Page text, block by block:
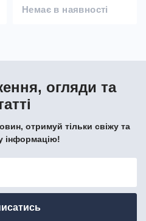
Немає в наявності
огляди та
отримуй тільки свіжу та
інформацію!